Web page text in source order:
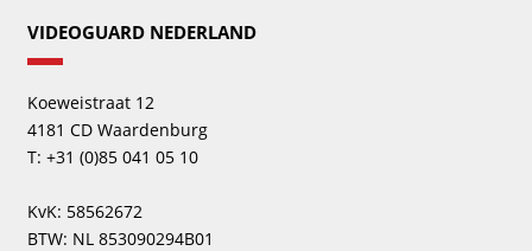
VIDEOGUARD NEDERLAND
Koeweistraat 12
4181 CD Waardenburg
T: +31 (0)85 041 05 10
KvK: 58562672
BTW: NL 853090294B01